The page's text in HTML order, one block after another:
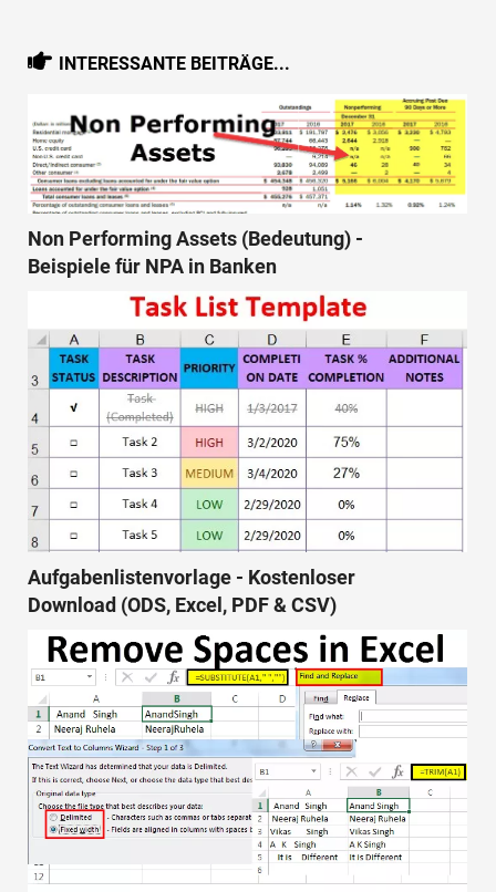
INTERESSANTE BEITRÄGE...
Non Performing Assets (Bedeutung) -
Beispiele für NPA in Banken
Aufgabenlistenvorlage - Kostenloser
Download (ODS, Excel, PDF & CSV)